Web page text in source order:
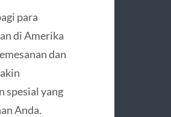
para
di Amerika
dan
spesial yang
Anda.